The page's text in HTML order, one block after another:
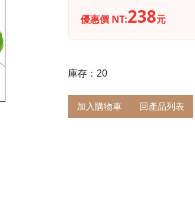
優惠價 NT:238元
庫存：20
加入購物車 回產品列表